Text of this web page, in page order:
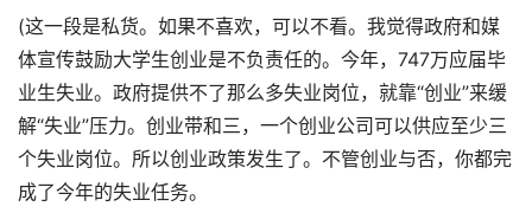
(这一段是私货。如果不喜欢，可以不看。我觉得政府和媒
体宣传鼓励大学生创业是不负责任的。今年，747万应届毕
业生失业。政府提供不了那么多失业岗位，就靠“创业”来缓
解“失业”压力。创业带和三，一个创业公司可以供应至少三
个失业岗位。所以创业政策发生了。不管创业与否，你都完
成了今年的失业任务。